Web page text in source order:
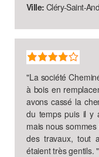
Ville: Cléry-Saint-
"La société
à bois en
avons cassé la
du temps puis il y
mais nous
des travaux, tout
étaient très gentils."